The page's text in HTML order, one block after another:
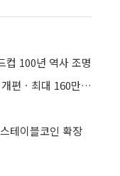
100년 역사 조명
현대차, ‘2027 아이오닉 5’ 출시⋯트림 개편ㆍ최대 160만원 인하
테이블코인 확장